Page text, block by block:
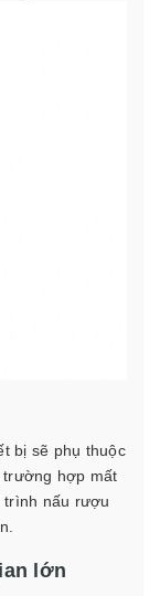
bị sẽ phụ thuộc
trường hợp mất
trình nấu rượu
lớn